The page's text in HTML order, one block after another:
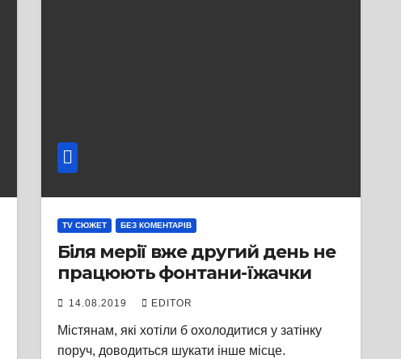
TV СЮЖЕТ БЕЗ КОМЕНТАРІВ
Біля мерії вже другий день не
працюють фонтани-їжачки
14.08.2019 EDITOR
Містянам, які хотіли б охолодитися у затінку
поруч, доводиться шукати інше місце.